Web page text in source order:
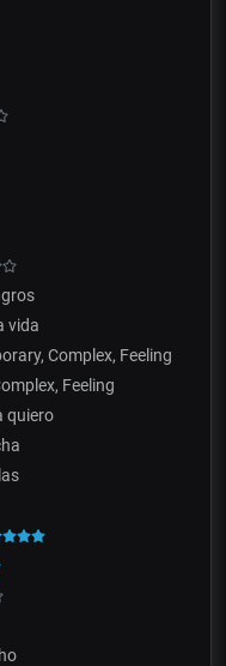
vida
Complex, Feeling
Feeling
quiero